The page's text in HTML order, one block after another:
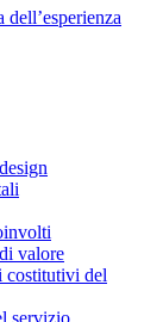
valore
costitutivi del
servizio